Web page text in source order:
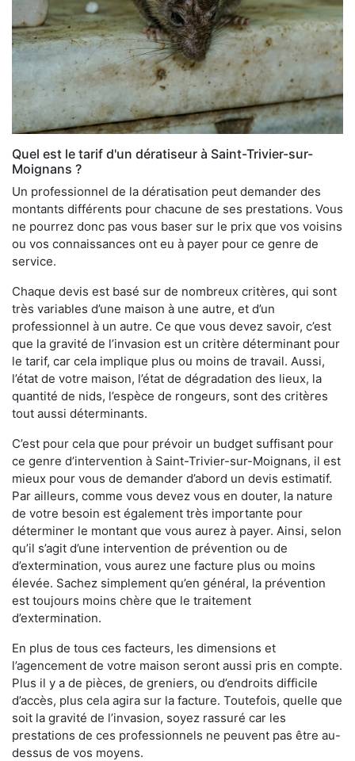
Quel est le tarif d'un dératiseur à Saint-Trivier-sur-
Moignans ?
Un professionnel de la dératisation peut demander des
montants différents pour chacune de ses prestations. Vous
ne pourrez donc pas vous baser sur le prix que vos voisins
ou vos connaissances ont eu à payer pour ce genre de
service.
Chaque devis est basé sur de nombreux critères, qui sont
très variables d’une maison à une autre, et d’un
professionnel à un autre. Ce que vous devez savoir, c’est
que la gravité de l’invasion est un critère déterminant pour
le tarif, car cela implique plus ou moins de travail. Aussi,
l’état de votre maison, l’état de dégradation des lieux, la
quantité de nids, l’espèce de rongeurs, sont des critères
tout aussi déterminants.
C’est pour cela que pour prévoir un budget suffisant pour
ce genre d’intervention à Saint-Trivier-sur-Moignans, il est
mieux pour vous de demander d’abord un devis estimatif.
Par ailleurs, comme vous devez vous en douter, la nature
de votre besoin est également très importante pour
déterminer le montant que vous aurez à payer. Ainsi, selon
qu’il s’agit d’une intervention de prévention ou de
d’extermination, vous aurez une facture plus ou moins
élevée. Sachez simplement qu’en général, la prévention
est toujours moins chère que le traitement
d’extermination.
En plus de tous ces facteurs, les dimensions et
l’agencement de votre maison seront aussi pris en compte.
Plus il y a de pièces, de greniers, ou d’endroits difficile
d’accès, plus cela agira sur la facture. Toutefois, quelle que
soit la gravité de l’invasion, soyez rassuré car les
prestations de ces professionnels ne peuvent pas être au-
dessus de vos moyens.